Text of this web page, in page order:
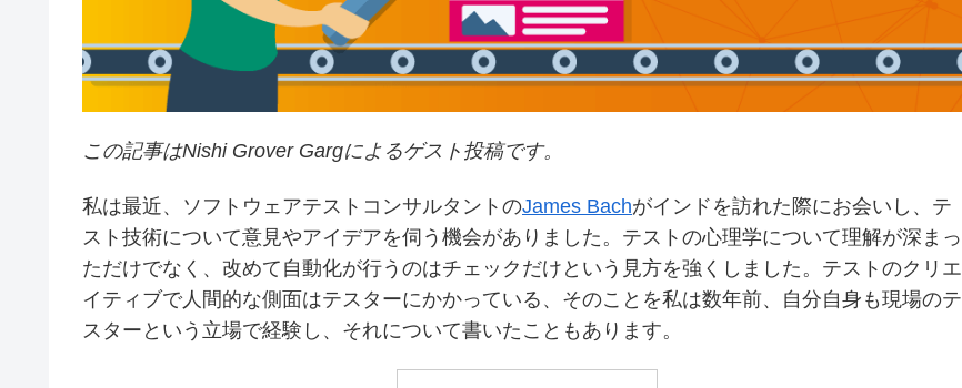
この記事はNishi Grover Gargによるゲスト投稿です。
私は最近、ソフトウェアテストコンサルタントのJames Bachがインドを訪れた際にお会いし、テ
スト技術について意見やアイデアを伺う機会がありました。テストの心理学について理解が深まっ
ただけでなく、改めて自動化が行うのはチェックだけという見方を強くしました。テストのクリエ
イティブで人間的な側面はテスターにかかっている、そのことを私は数年前、自分自身も現場のテ
スターという立場で経験し、それについて書いたこともあります。